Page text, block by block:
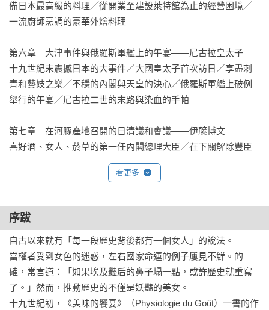
備日本最高級的料理／從開業至建設萊特館為止的經營困境／
一流廚師烹調的豪華外燴料理
第六章　大津事件與俄羅斯軍艦上的午宴——尼古拉皇太子
十九世紀末震撼日本的大事件／大國皇太子首次訪日／享盡刺
青和藝妓之樂／不穩的內閣與天皇的決心／俄羅斯軍艦上破例
舉行的午宴／尼古拉二世的末路與染血的手帕
第七章　在河豚產地召開的日清議和會議——伊藤博文
喜好酒、女人、菸草的第一任內閣總理大臣／在下關解除豐臣
秀吉的河豚禁食令／緊鄰談判會場的煙花巷／滯留日本期間自
炊的清國使節團／與遭到狙擊的李鴻章交涉議和條約／河豚料
第八章　攻陷旅順後的香檳浴——兒玉源太郎
《坂上之雲》所描繪的大英雄／打破常規又喜歡惡作劇的天才
軍師／在新橋藝妓團的送別下出征／乃木將軍率領的第三軍陷
入苦戰／攻下二○三高地為旅順會戰帶來勝利／慶功宴上的香檳
浴
看更多
序跋
自古以來就有「每一段歷史背後都有一個女人」的說法。
當權者受到女色的迷惑，左右國家命運的例子屢見不鮮。的
確，常言道：「如果埃及豔后的鼻子塌一點，或許歷史就重寫
了。」然而，推動歷史的不僅是妖豔的美女。
十九世紀初，《美味的饗宴》（Physiologie du Goût）一書的作